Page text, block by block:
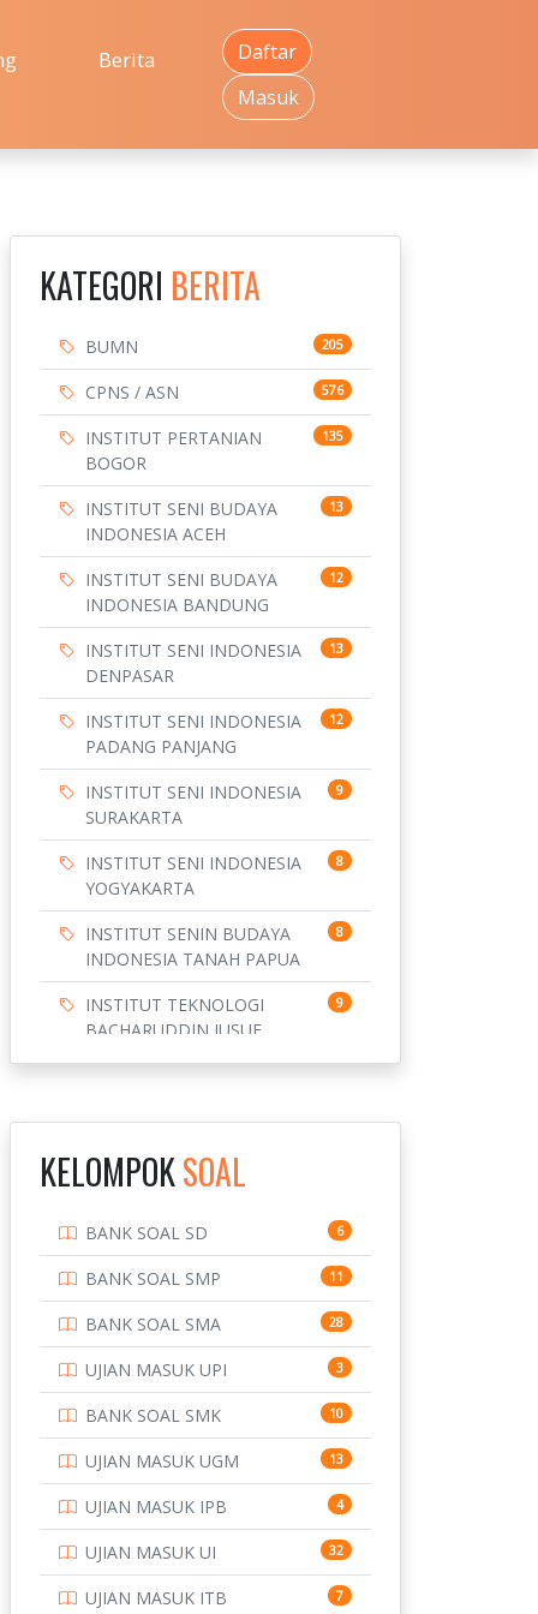
Berita
Daftar
Masuk
KATEGORI BERITA
BUMN 205
CPNS / ASN 576
INSTITUT PERTANIAN
BOGOR
135
INSTITUT SENI BUDAYA
INDONESIA ACEH
13
INSTITUT SENI BUDAYA
INDONESIA BANDUNG
12
INSTITUT SENI INDONESIA
DENPASAR
13
INSTITUT SENI INDONESIA
PADANG PANJANG
12
INSTITUT SENI INDONESIA
SURAKARTA
9
INSTITUT SENI INDONESIA
YOGYAKARTA
8
INSTITUT SENIN BUDAYA
INDONESIA TANAH PAPUA
8
INSTITUT TEKNOLOGI
BACHARUDDIN JUSUF
9
BANDUNG
INSTITUT TEKNOLOGI
INSTITUT TEKNOLOGI
SEPULUH NOVEMBER
10
INSTITUT TEKNOLOGI
SUMATERA
9
IPDN / STPDN 148
PENDIDIKAN 943
PERBANKAN 3
POLRI 169
POLTEK SSN 7
4
KELOMPOKSOAL
BANK SOAL SD 6
BANK SOAL SMP 11
BANK SOAL SMA 28
UJIAN MASUK UPI 3
BANK SOAL SMK 10
UJIAN MASUK UGM 13
UJIAN MASUK IPB 4
UJIAN MASUK UI 32
UJIAN MASUK ITB 7